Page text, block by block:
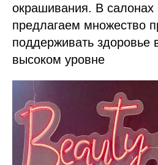
окрашивания. В
предлагаем множество
поддерживать здоровье
высоком уровне